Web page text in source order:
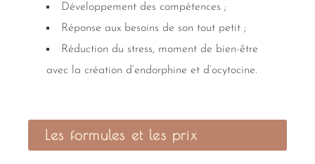
Développement des compétences ;
Réponse aux besoins de son tout petit ;
Réduction du stress, moment de bien-être
avec la création d’endorphine et d’ocytocine.
Les formules et les prix